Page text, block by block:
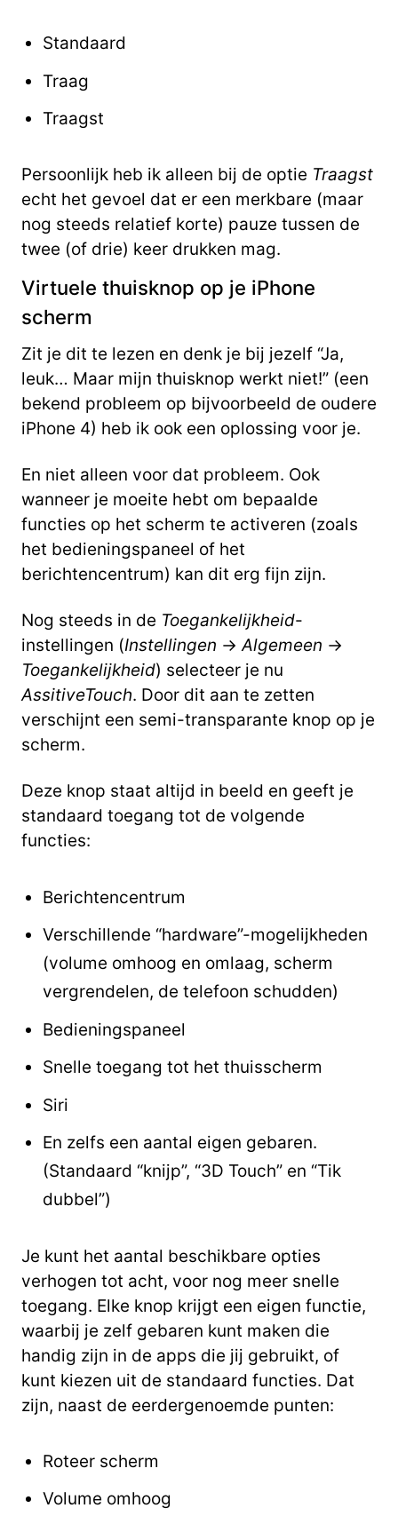
Standaard
Traag
Traagst
Persoonlijk heb ik alleen bij de optie Traagst
echt het gevoel dat er een merkbare (maar
nog steeds relatief korte) pauze tussen de
twee (of drie) keer drukken mag.
Virtuele thuisknop op je iPhone
scherm
Zit je dit te lezen en denk je bij jezelf “Ja,
leuk… Maar mijn thuisknop werkt niet!” (een
bekend probleem op bijvoorbeeld de oudere
iPhone 4) heb ik ook een oplossing voor je.
En niet alleen voor dat probleem. Ook
wanneer je moeite hebt om bepaalde
functies op het scherm te activeren (zoals
het bedieningspaneel of het
berichtencentrum) kan dit erg fijn zijn.
Nog steeds in de Toegankelijkheid-
instellingen (Instellingen ->Algemeen ->
Toegankelijkheid) selecteer je nu
AssitiveTouch. Door dit aan te zetten
verschijnt een semi-transparante knop op je
scherm.
Deze knop staat altijd in beeld en geeft je
standaard toegang tot de volgende
functies:
Berichtencentrum
Verschillende “hardware”-mogelijkheden
(volume omhoog en omlaag, scherm
vergrendelen, de telefoon schudden)
Bedieningspaneel
Snelle toegang tot het thuisscherm
Siri
En zelfs een aantal eigen gebaren.
(Standaard “knijp”, “3D Touch” en “Tik
dubbel”)
Je kunt het aantal beschikbare opties
verhogen tot acht, voor nog meer snelle
toegang. Elke knop krijgt een eigen functie,
waarbij je zelf gebaren kunt maken die
handig zijn in de apps die jij gebruikt, of
kunt kiezen uit de standaard functies. Dat
zijn, naast de eerdergenoemde punten:
Roteer scherm
Volume omhoog